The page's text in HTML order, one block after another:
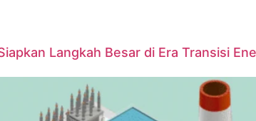
Langkah Besar di Era Transisi